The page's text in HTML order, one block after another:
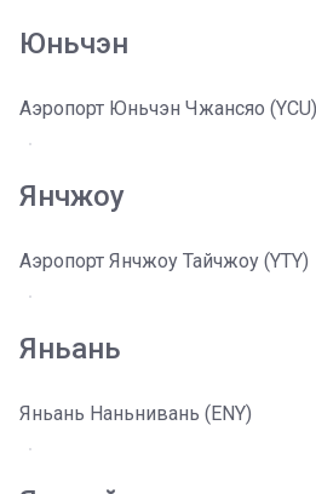
Юньчэн
Аэропорт Юньчэн Чжансяо (YCU)
Янчжоу
Аэропорт Янчжоу Тайчжоу (YTY)
Яньань
Яньань Наньнивань (ENY)